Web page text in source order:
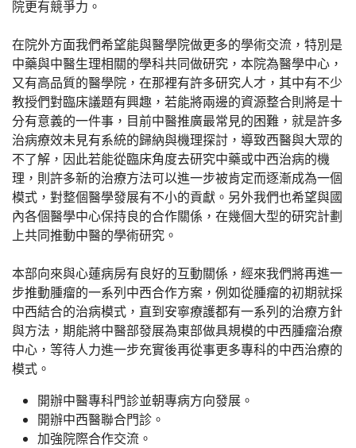
院更有競爭力。
在院外方面我們希望能與醫學院做更多的學術交流，特別是
中藥與中醫生理相關的學科共同做研究，本院為醫學中心，
又有高品質的醫學院，在那裡有許多研究人才，其中有不少
教授們對臨床議題有興趣，若能將兩邊的資源整合則將是十
分有意義的一件事，目前中醫推廣最常見的困難，就是許多
治病療效未見有系統的歸納與機理探討，導致西醫與大眾的
不了解，因此若能從臨床角度去研究中藥或中西治病的機
理，則許多新的治療方法可以進一步被肯定而逐漸成為一個
模式，對整個醫學發展有不小的貢獻。另外我們也希望與國
內各個醫學中心保持良的合作關係，在幾個大型的研究計劃
上共同推動中醫的學術研究。
本部向來與心蓮病房有良好的互動關係，經來我們將再進一
步推動腫瘤的一系列中西合作方案，例如從腫瘤的初期就採
中西結合的治病模式，直到安寧療護都有一系列的治療方針
與方法，期能將中醫部發展為東部做具規模的中西腫瘤治療
中心，等待人力進一步充實後再從事更多專科的中西治療的
模式。
開辦中醫專科門診並朝專病方向發展。
開辦中西醫聯合門診。
加強院際合作交流。